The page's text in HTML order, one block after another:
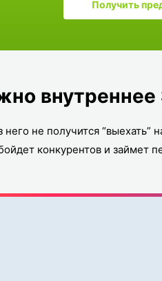
Получить
внутреннее
не получится
конкурентов и займет